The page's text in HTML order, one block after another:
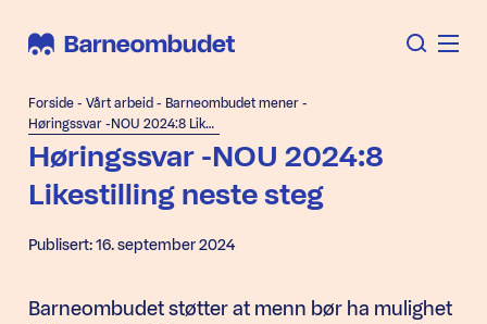
Forside - Vårt arbeid - Barneombudet mener -
Høringssvar -NOU 2024:8 Likestilling neste steg
Høringssvar -NOU 2024:8
Likestilling neste steg
Publisert: 16. september 2024
Barneombudet støtter at menn bør ha mulighet